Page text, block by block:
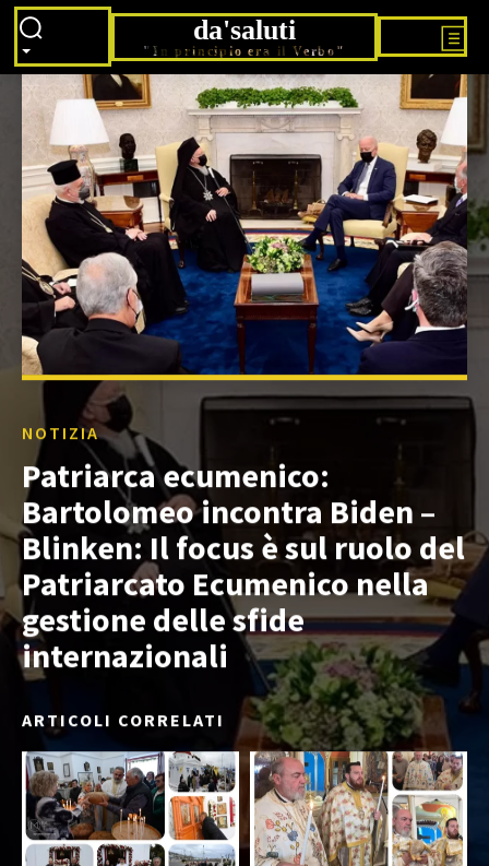
da'saluti
"In principio era il Verbo"
NOTIZIA
Patriarca ecumenico:
Bartolomeo incontra Biden –
Blinken: Il focus è sul ruolo del
Patriarcato Ecumenico nella
gestione delle sfide
internazionali
ARTICOLI CORRELATI